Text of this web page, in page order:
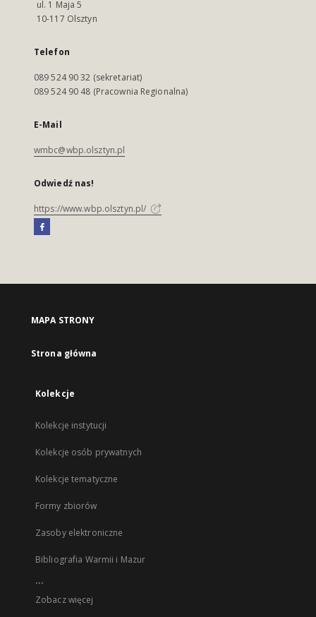
ul. 1 Maja 5
10-117 Olsztyn
Telefon
089 524 90 32 (sekretariat)
089 524 90 48 (Pracownia Regionalna)
E-Mail
wmbc@wbp.olsztyn.pl
Odwiedź nas!
https://www.wbp.olsztyn.pl/
MAPA STRONY
Strona główna
Kolekcje
Kolekcje instytucji
Kolekcje osób prywatnych
Kolekcje tematyczne
Formy zbiorów
Zasoby elektroniczne
Bibliografia Warmii i Mazur
...
Zobacz więcej